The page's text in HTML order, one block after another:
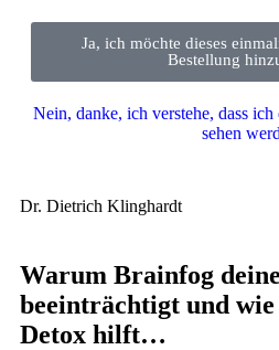
Ja, ich möchte dieses
Bestellung
Nein, danke, ich verstehe, dass
sehen
Dr. Dietrich Klinghardt
Warum Brainfog
beeinträchtigt und
Detox hilft…